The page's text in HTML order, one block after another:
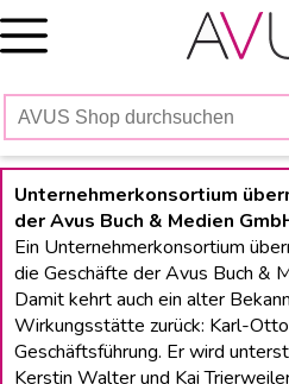
Skip
to
Unternehmerkonsortium
der Avus Buch & Medien
Ein Unternehmerkonsortium
die Geschäfte der Avus Buch &
Damit kehrt auch ein alter
Wirkungsstätte zurück: Karl-
Geschäftsführung. Er wird
Kerstin Walter und Kai